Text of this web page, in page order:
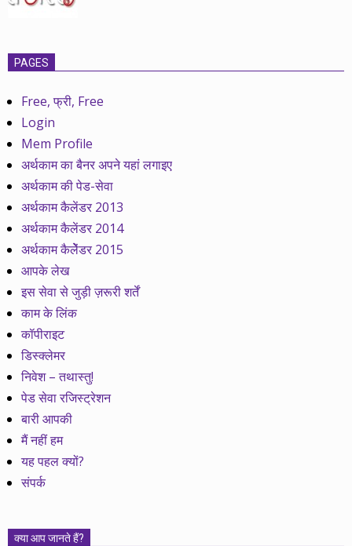
PAGES
Free, फ्री, Free
Login
Mem Profile
अर्थकाम का बैनर अपने यहां लगाइए
अर्थकाम की पेड-सेवा
अर्थकाम कैलेंडर 2013
अर्थकाम कैलेंडर 2014
अर्थकाम कैलेेंडर 2015
आपके लेख
इस सेवा से जुड़ी ज़रूरी शर्तें
काम के लिंक
कॉपीराइट
डिस्क्लेमर
निवेश – तथास्तु!
पेड सेवा रजिस्ट्रेशन
बारी आपकी
मैं नहीं हम
यह पहल क्यों?
संपर्क
क्या आप जानते हैं?